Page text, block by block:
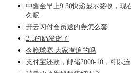
中鑫金早上9:30快递显示签收，现
久呢
开云闪付会员送的券怎么套
2.5的奶发货了
今晚球赛 大家有追的吗
支付宝还款，邮储2000-10，可以